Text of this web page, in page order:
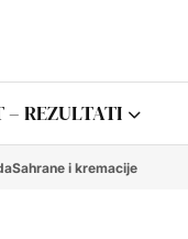
– REZULTATI
Sahrane i kremacije